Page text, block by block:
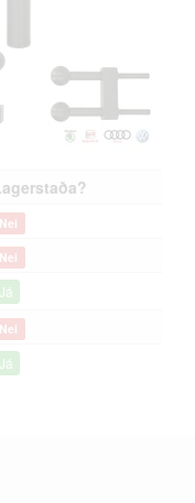
Nei
Nei
Já
Nei
Já